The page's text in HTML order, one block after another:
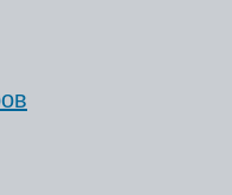
обучения